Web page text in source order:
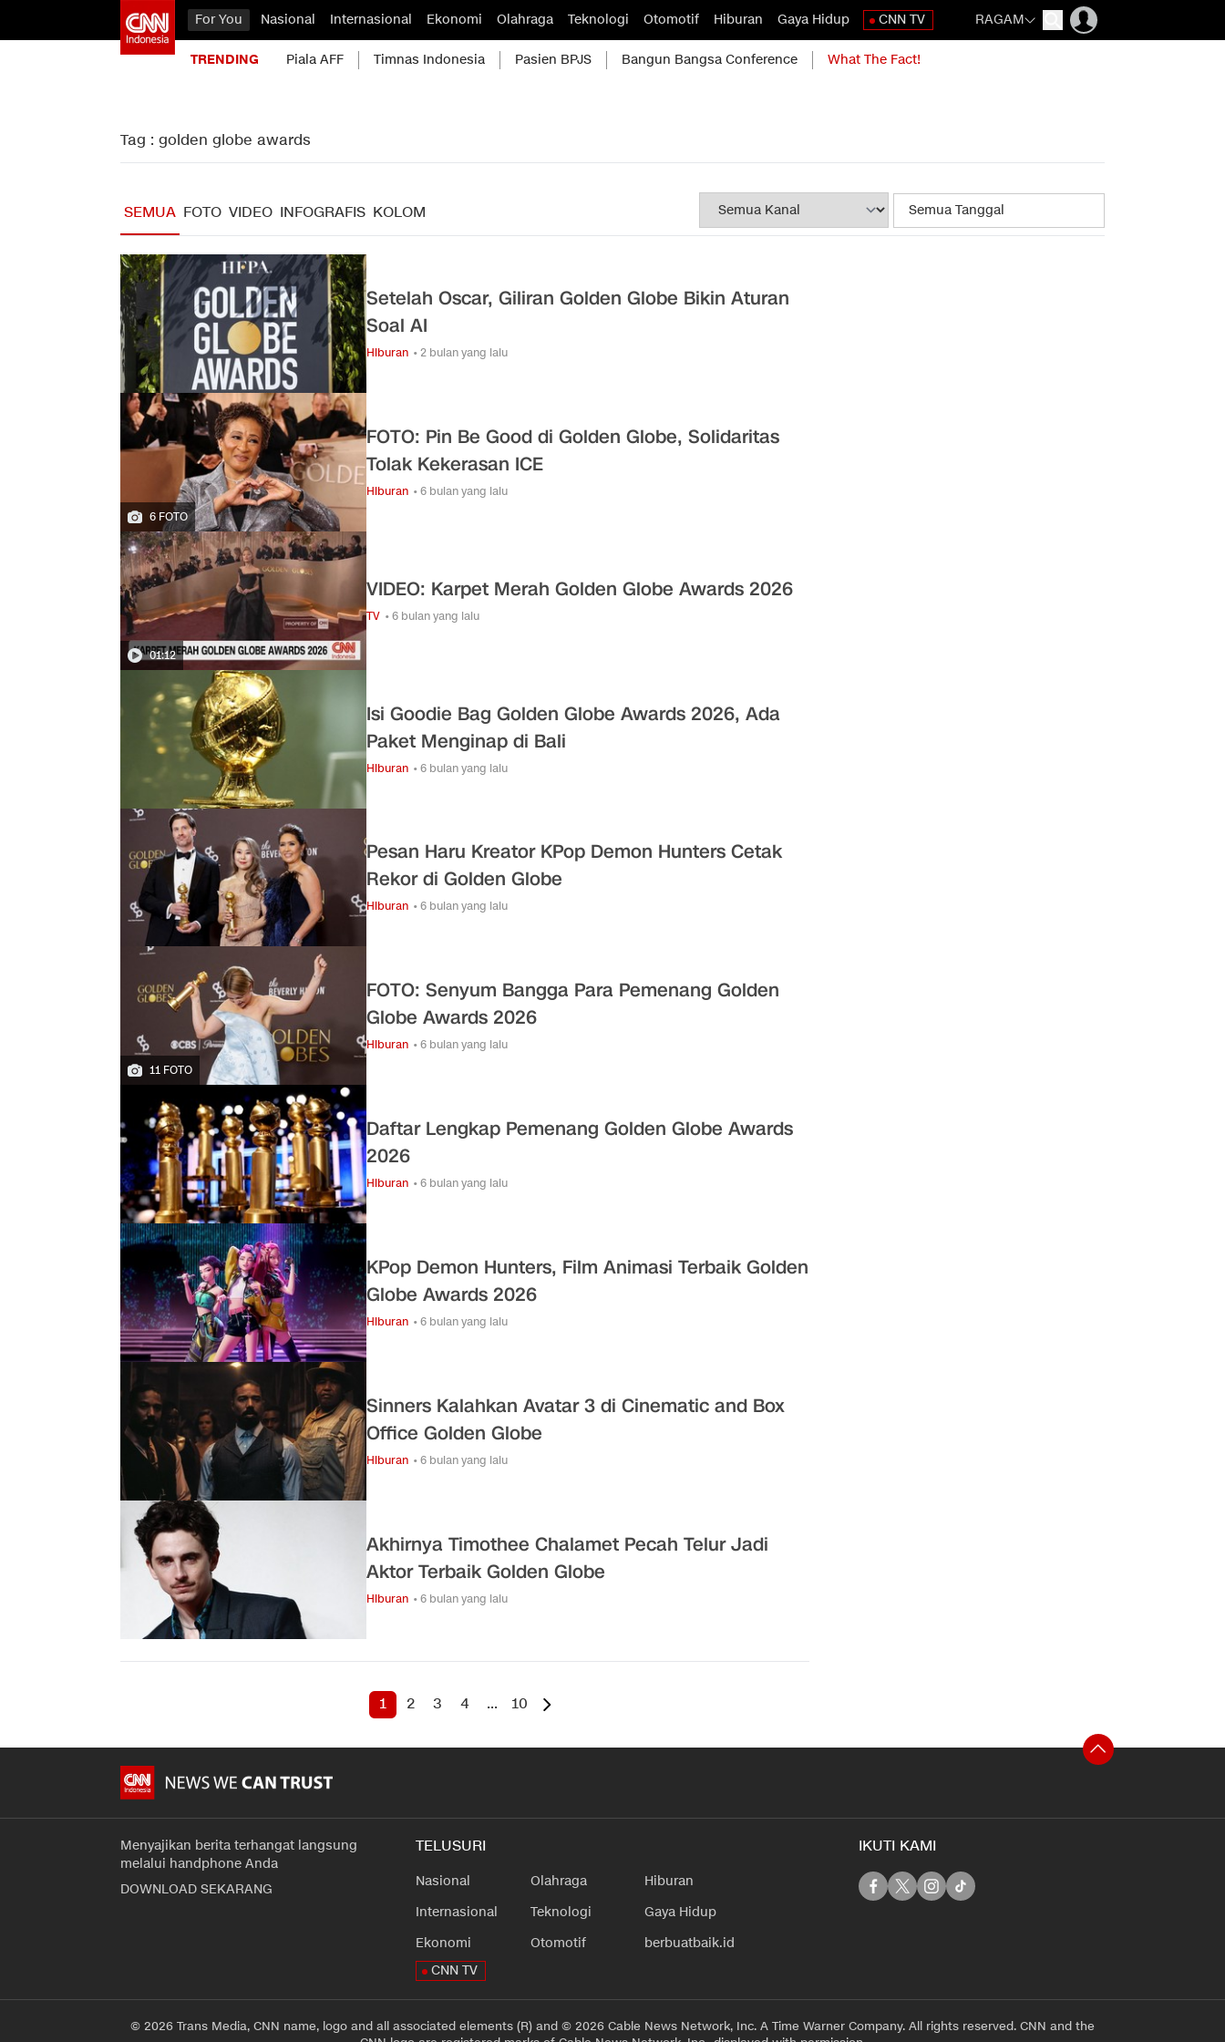
For You Nasional Internasional Ekonomi Olahraga Teknologi Otomotif Hiburan Gaya Hidup CNN TV RAGAM
TRENDING Piala AFF Timnas Indonesia Pasien BPJS Bangun Bangsa Conference What The Fact!
Tag : golden globe awards
SEMUA FOTO VIDEO INFOGRAFIS KOLOM
Setelah Oscar, Giliran Golden Globe Bikin Aturan
Soal AI
Hiburan • 2 bulan yang lalu
6 FOTO
FOTO: Pin Be Good di Golden Globe, Solidaritas
Tolak Kekerasan ICE
Hiburan • 6 bulan yang lalu
01:12
VIDEO: Karpet Merah Golden Globe Awards 2026
TV • 6 bulan yang lalu
Isi Goodie Bag Golden Globe Awards 2026, Ada
Paket Menginap di Bali
Hiburan • 6 bulan yang lalu
Pesan Haru Kreator KPop Demon Hunters Cetak
Rekor di Golden Globe
Hiburan • 6 bulan yang lalu
11 FOTO
FOTO: Senyum Bangga Para Pemenang Golden
Globe Awards 2026
Hiburan • 6 bulan yang lalu
Daftar Lengkap Pemenang Golden Globe Awards
2026
Hiburan • 6 bulan yang lalu
KPop Demon Hunters, Film Animasi Terbaik Golden
Globe Awards 2026
Hiburan • 6 bulan yang lalu
Sinners Kalahkan Avatar 3 di Cinematic and Box
Office Golden Globe
Hiburan • 6 bulan yang lalu
Akhirnya Timothee Chalamet Pecah Telur Jadi
Aktor Terbaik Golden Globe
Hiburan • 6 bulan yang lalu
1 2 3 4 ... 10
Menyajikan berita terhangat langsung
melalui handphone Anda
DOWNLOAD SEKARANG
TELUSURI
Nasional
Internasional
Ekonomi
Olahraga
Teknologi
Otomotif
Hiburan
Gaya Hidup
berbuatbaik.id
CNN TV
IKUTI KAMI
© 2026 Trans Media, CNN name, logo and all associated elements (R) and © 2026 Cable News Network, Inc. A Time Warner Company. All rights reserved. CNN and the